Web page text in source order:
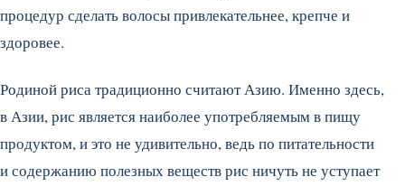
процедур сделать волосы привлекательнее, крепче и
здоровее.
Родиной риса традиционно считают Азию. Именно здесь,
в Азии, рис является наиболее употребляемым в пищу
продуктом, и это не удивительно, ведь по питательности
и содержанию полезных веществ рис ничуть не уступает